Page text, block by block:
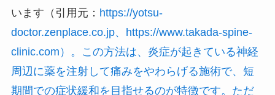
います（引用元： https://yotsu-
doctor.zenplace.co.jp、https://www.takada-spine-
clinic.com）。この方法は、炎症が起きている神経
周辺に薬を注射して痛みをやわらげる施術で、短
期間での症状緩和を目指せるのが特徴です。ただ